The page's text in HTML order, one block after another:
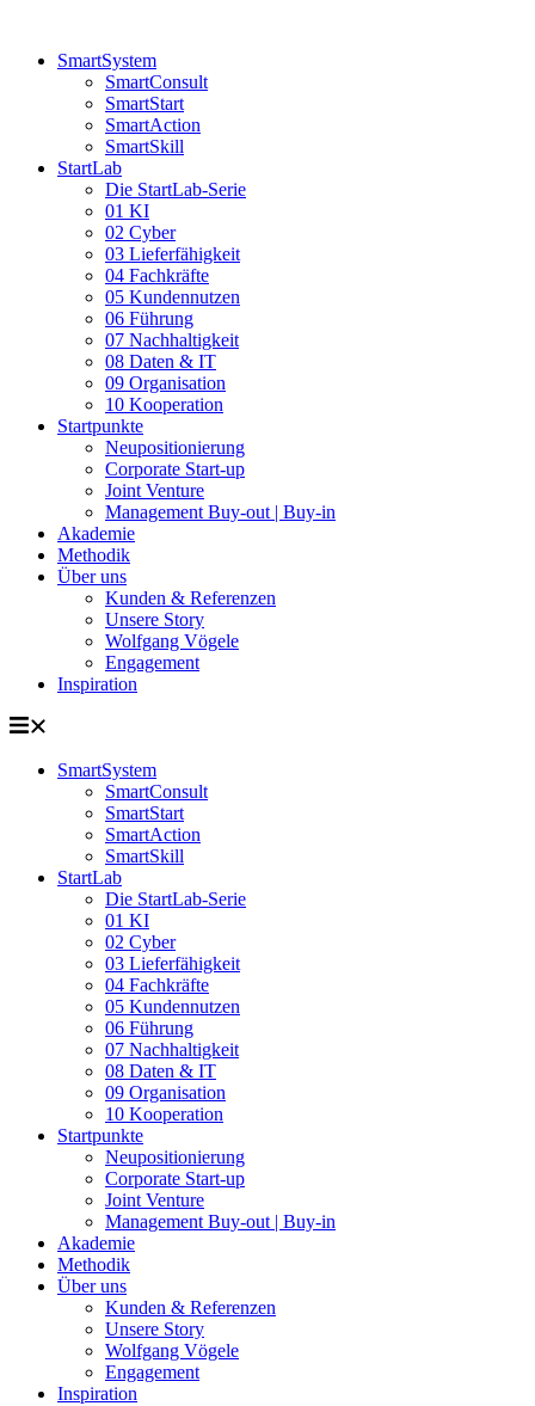
springenSmartSystem
SmartConsult
SmartStart
SmartAction
SmartSkill
StartLab
Die StartLab-Serie
01 KI
02 Cyber
03 Lieferfähigkeit
04 Fachkräfte
05 Kundennutzen
06 Führung
07 Nachhaltigkeit
08 Daten & IT
09 Organisation
10 Kooperation
Startpunkte
Neupositionierung
Corporate Start-up
Joint Venture
Management Buy-out | Buy-in
Akademie
Methodik
Über uns
Kunden & Referenzen
Unsere Story
Wolfgang Vögele
Engagement
Inspiration
SmartSystem
SmartConsult
SmartStart
SmartAction
SmartSkill
StartLab
Die StartLab-Serie
01 KI
02 Cyber
03 Lieferfähigkeit
04 Fachkräfte
05 Kundennutzen
06 Führung
07 Nachhaltigkeit
08 Daten & IT
09 Organisation
10 Kooperation
Startpunkte
Neupositionierung
Corporate Start-up
Joint Venture
Management Buy-out | Buy-in
Akademie
Methodik
Über uns
Kunden & Referenzen
Unsere Story
Wolfgang Vögele
Engagement
Inspiration